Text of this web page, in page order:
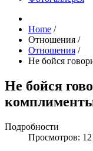
Home /
Отношения /
Отношения /
Не бойся
Не бойся
Подробности
Просмотров: